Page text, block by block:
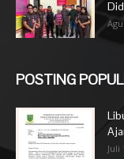
POSTING
Juli